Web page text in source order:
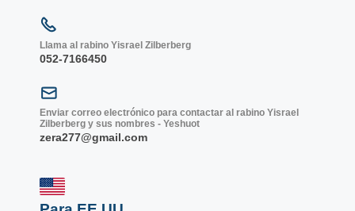
Llama al rabino Yisrael Zilberberg
052-7166450
Enviar correo electrónico para contactar al rabino Yisrael
Zilberberg y sus nombres - Yeshuot
zera277@gmail.com